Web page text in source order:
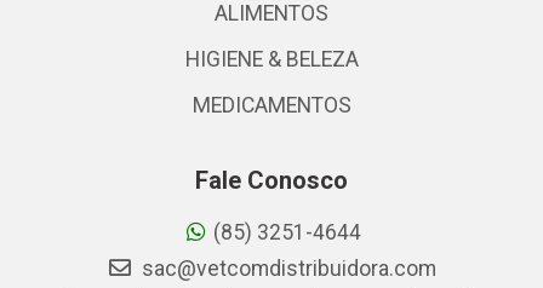
ALIMENTOS
HIGIENE & BELEZA
MEDICAMENTOS
Fale Conosco
(85) 3251-4644
sac@vetcomdistribuidora.com